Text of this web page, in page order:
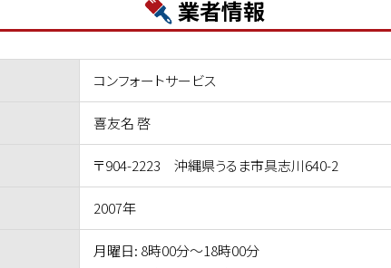
業者情報
コンフォートサービス
喜友名 啓
〒904-2223 沖縄県うるま市具志川640-2
2007年
月曜日: 8時00分～18時00分